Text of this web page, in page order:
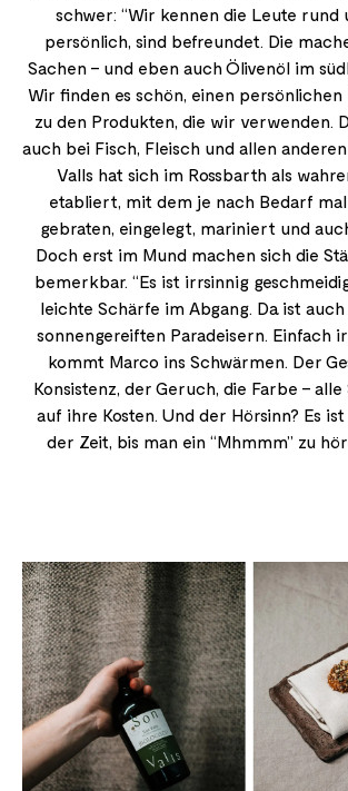
schwer: “Wir kennen die Leute rund
persönlich, sind befreundet. Die
Sachen – und eben auch Ölivenöl im
Wir finden es schön, einen persönlichen
zu den Produkten, die wir verwenden.
auch bei Fisch, Fleisch und allen anderen
Valls hat sich im Rossbarth als
etabliert, mit dem je nach Bedarf
gebraten, eingelegt, mariniert und
Doch erst im Mund machen sich die
bemerkbar. “Es ist irrsinnig
leichte Schärfe im Abgang. Da ist
sonnengereiften Paradeisern. Einfach
kommt Marco ins Schwärmen. Der
Konsistenz, der Geruch, die Farbe –
auf ihre Kosten. Und der Hörsinn? Es
der Zeit, bis man ein “Mhmmm” zu